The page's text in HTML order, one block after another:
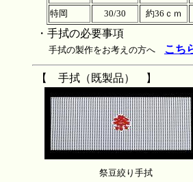
特岡
30/30 約36ｃｍ
・手拭の必要事項
手拭の製作をお考えの方へ こち
祭豆絞り手拭
【 手拭（既製品） 】